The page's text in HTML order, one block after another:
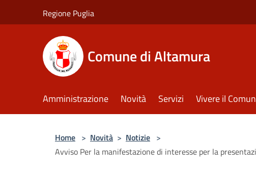
Regione Puglia
Comune di Altamura
Amministrazione Novità Servizi Vivere il
Home > Novità > Notizie >
Avviso Per la manifestazione di interesse per la